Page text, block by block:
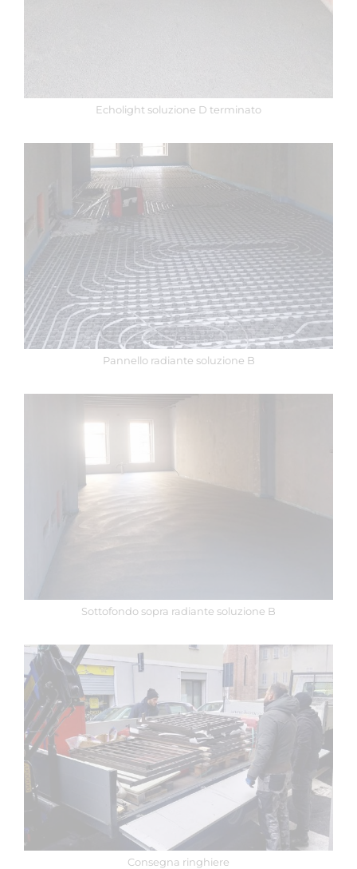
Echolight soluzione D terminato
Pannello radiante soluzione B
Sottofondo sopra radiante soluzione B
Consegna ringhiere